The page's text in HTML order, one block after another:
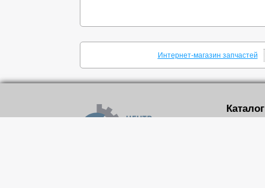
Интернет-магазин запчастей
Каталог